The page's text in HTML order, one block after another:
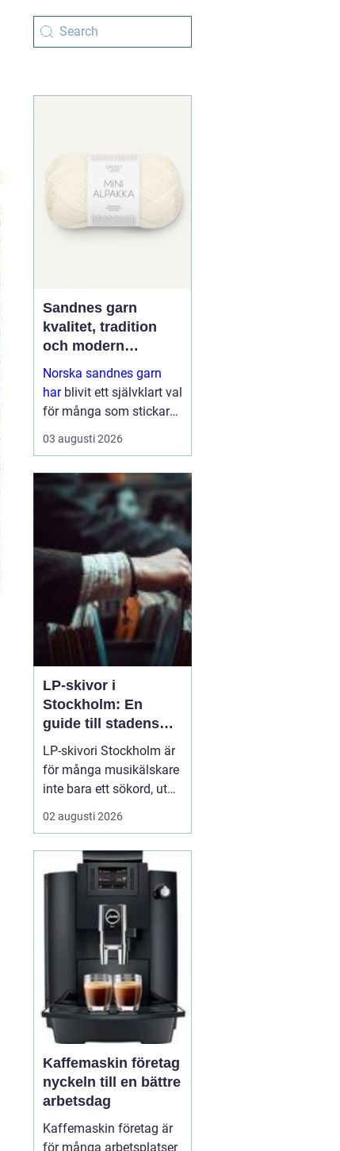
Sandnes garn
kvalitet, tradition
och modern
stickglädje
Norska sandnes garn
harblivit ett självklart val
för många som stickar
och virkar i Sverige.
Kombinationen av hög
färger och mönster som
följer trender gör ...
03 augusti 2026
LP-skivor i
Stockholm: En
guide till stadens
vinylkultur
LP-skivori Stockholm är
för många musikälskare
inte bara ett sökord, utan
en dörr in till en levande
kultur av butiker, samlare
Stockholm har
vinylformatet fått ett
tydligt uppsving d...
02 augusti 2026
Kaffemaskin företag
nyckeln till en bättre
arbetsdag
Kaffemaskin företag är
för många arbetsplatser